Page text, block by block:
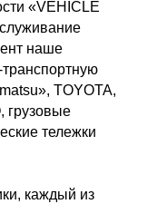
«VEHICLE
наше
TOYOTA,
грузовые
тележки
каждый из